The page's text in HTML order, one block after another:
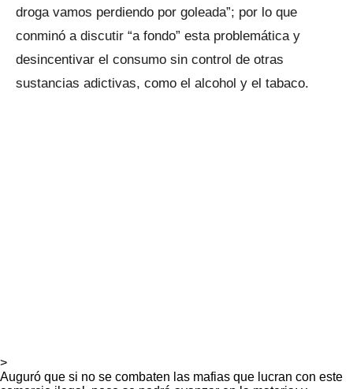
droga vamos perdiendo por goleada”; por lo que
conminó a discutir “a fondo” esta problemática y
desincentivar el consumo sin control de otras
sustancias adictivas, como el alcohol y el tabaco.
>
Auguró que si no se combaten las mafias que lucran con este